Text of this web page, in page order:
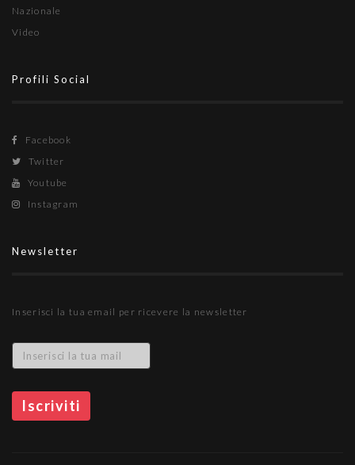
Nazionale
Video
Profili Social
Facebook
Twitter
Youtube
Instagram
Newsletter
Inserisci la tua email per ricevere la newsletter